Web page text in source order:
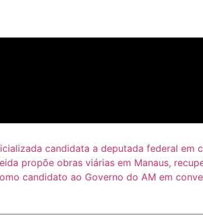
candidata a deputada federal em
propõe obras viárias em Manaus,
candidato ao Governo do AM em